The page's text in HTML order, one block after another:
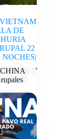
DE
22
NOCHES|
CHINA
Viajes